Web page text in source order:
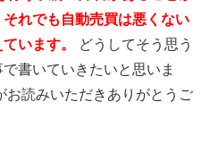
れでも自動売買は悪くない
います。
どうしてそう思う
書いていきたいと思いま
お読みいただきありがとうご